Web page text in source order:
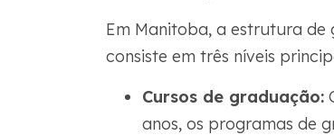
Em Manitoba, a estrutura de
consiste em três níveis
Cursos de graduação:
anos, os programas de